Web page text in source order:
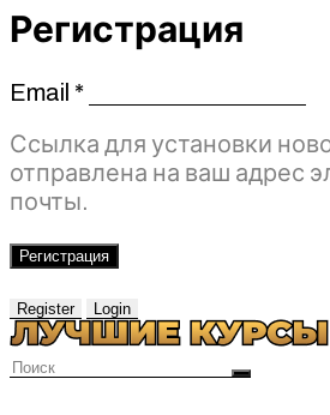
Регистрация
Email *Обязательно
Ссылка для установки
отправлена ​​на ваш адрес
почты.
Регистрация
Register Login